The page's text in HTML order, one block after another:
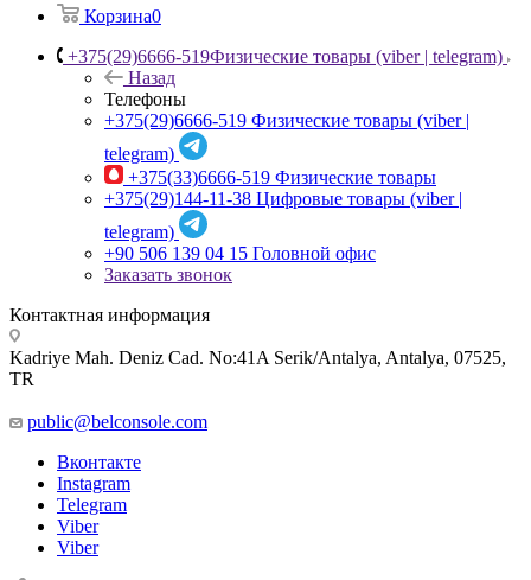
Корзина0
+375(29)6666-519Физические товары (viber | telegram)
Назад
Телефоны
+375(29)6666-519 Физические товары (viber |
telegram)
+375(33)6666-519 Физические товары
+375(29)144-11-38 Цифровые товары (viber |
telegram)
+90 506 139 04 15 Головной офис
Заказать звонок
Контактная информация
Kadriye Mah. Deniz Cad. No:41A Serik/Antalya, Antalya, 07525,
TR
public@belconsole.com
Вконтакте
Instagram
Telegram
Viber
Viber